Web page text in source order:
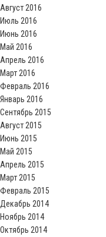
Август 2016
Июль 2016
Июнь 2016
Май 2016
Апрель 2016
Март 2016
Февраль 2016
Январь 2016
Сентябрь 2015
Август 2015
Июнь 2015
Май 2015
Апрель 2015
Март 2015
Февраль 2015
Декабрь 2014
Ноябрь 2014
Октябрь 2014